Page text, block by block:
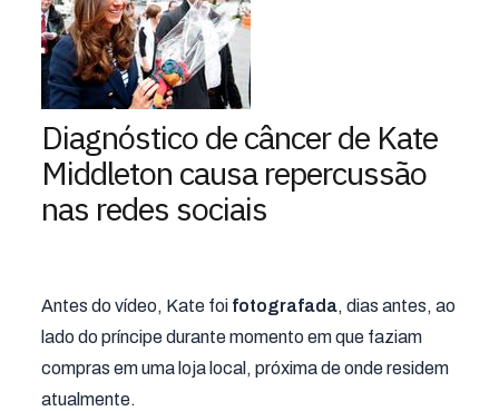
Diagnóstico de câncer de Kate
Middleton causa repercussão
nas redes sociais
Antes do vídeo, Kate foi fotografada, dias antes, ao
lado do príncipe durante momento em que faziam
compras em uma loja local, próxima de onde residem
atualmente.